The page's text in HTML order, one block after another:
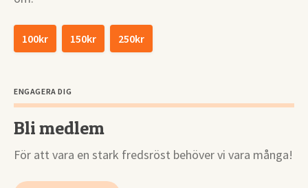
100kr 150kr 250kr
ENGAGERA DIG
Bli medlem
För att vara en stark fredsröst behöver vi vara många!